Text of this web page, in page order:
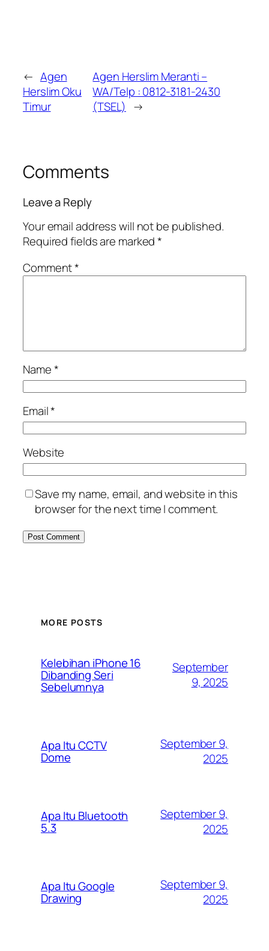
← Agen
Herslim Oku
Timur
Agen Herslim Meranti –
WA/Telp : 0812-3181-2430
(TSEL) →
Comments
Leave a Reply
Your email address will not be published.
Required fields are marked*
Comment*
Name*
Email*
Website
Save my name, email, and website in this
browser for the next time I comment.
MORE POSTS
Kelebihan iPhone 16
Dibanding Seri
Sebelumnya
September
9, 2025
Apa Itu CCTV
Dome
September 9,
2025
Apa Itu Bluetooth
5.3
September 9,
2025
Apa Itu Google
Drawing
September 9,
2025